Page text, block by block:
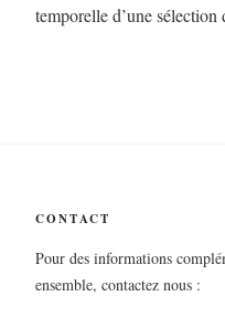
temporelle d’une
CONTACT
Pour des informations
ensemble, contactez nous :